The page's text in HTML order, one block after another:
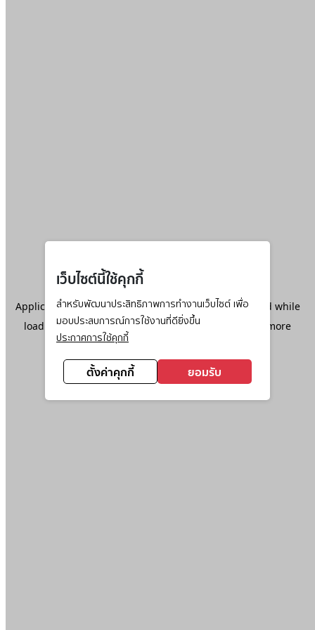
เว็บไซต์นี้ใช้คุกกี้
สำหรับพัฒนาประสิทธิภาพการทำงานเว็บไซต์ เพื่อ
มอบประสบการณ์การใช้งานที่ดียิ่งขึ้น
ประกาศการใช้คุกกี้
ตั้งค่าคุกกี้ ยอมรับ
Application error: aclient-side exception has occurred while
loadingwww.ktc.co.th(see the browser console
for more
information).